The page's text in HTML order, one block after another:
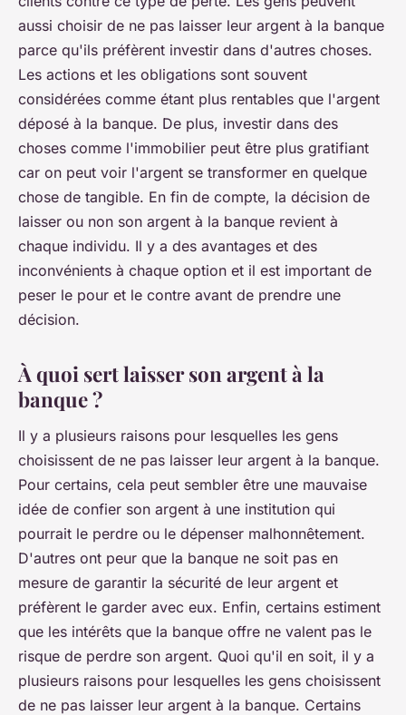
aussi choisir de ne pas laisser leur argent à la banque
parce qu'ils préfèrent investir dans d'autres choses.
Les actions et les obligations sont souvent
considérées comme étant plus rentables que l'argent
déposé à la banque. De plus, investir dans des
choses comme l'immobilier peut être plus gratifiant
car on peut voir l'argent se transformer en quelque
chose de tangible. En fin de compte, la décision de
laisser ou non son argent à la banque revient à
chaque individu. Il y a des avantages et des
inconvénients à chaque option et il est important de
peser le pour et le contre avant de prendre une
décision.
À quoi sert laisser son argent à la
banque ?
Il y a plusieurs raisons pour lesquelles les gens
choisissent de ne pas laisser leur argent à la banque.
Pour certains, cela peut sembler être une mauvaise
idée de confier son argent à une institution qui
pourrait le perdre ou le dépenser malhonnêtement.
D'autres ont peur que la banque ne soit pas en
mesure de garantir la sécurité de leur argent et
préfèrent le garder avec eux. Enfin, certains estiment
que les intérêts que la banque offre ne valent pas le
risque de perdre son argent. Quoi qu'il en soit, il y a
plusieurs raisons pour lesquelles les gens choisissent
de ne pas laisser leur argent à la banque. Certains